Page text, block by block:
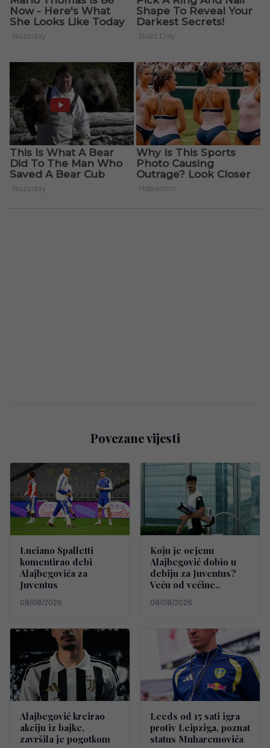
Povezane vijesti
Luciano Spalletti
komentirao debi
Alajbegovića za
Juventus
08/08/2026
Koju je ocjenu
Alajbegović dobio u
debiju za Juventus?
Veću od većine..
08/08/2026
Alajbegović kreirao
akciju iz bajke,
završila je pogotkom
Leeds od 15 sati igra
protiv Leipziga, poznat
status Muharemovića